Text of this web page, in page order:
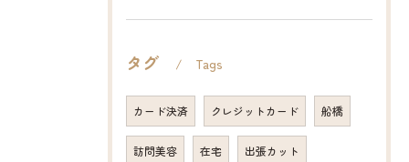
タグ Tags
カード決済 クレジットカード 船橋
訪問美容 在宅 出張カット